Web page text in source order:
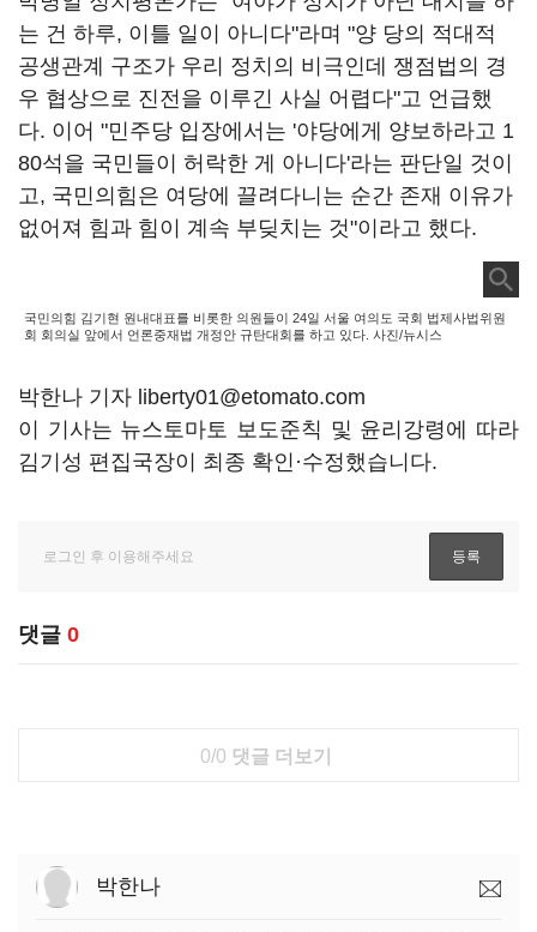
는 건 하루, 이틀 일이 아니다"라며 "양 당의 적대적
공생관계 구조가 우리 정치의 비극인데 쟁점법의 경
우 협상으로 진전을 이루긴 사실 어렵다"고 언급했
다. 이어 "민주당 입장에서는 '야당에게 양보하라고 1
80석을 국민들이 허락한 게 아니다'라는 판단일 것이
고, 국민의힘은 여당에 끌려다니는 순간 존재 이유가
없어져 힘과 힘이 계속 부딪치는 것"이라고 했다.
국민의힘 김기현 원내대표를 비롯한 의원들이 24일 서울 여의도 국회 법제사법위원
회 회의실 앞에서 언론중재법 개정안 규탄대회를 하고 있다. 사진/뉴시스
박한나 기자 liberty01@etomato.com
이 기사는 뉴스토마토 보도준칙 및 윤리강령에 따라
김기성 편집국장이 최종 확인·수정했습니다.
댓글 0
0/0 댓글 더보기
박한나